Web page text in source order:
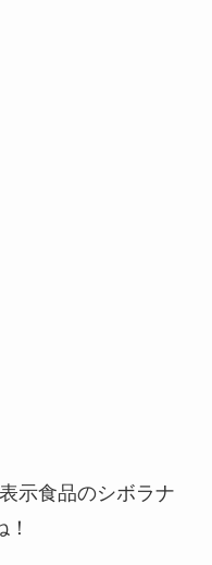
示食品のシボラナ